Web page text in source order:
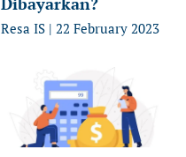
Resa IS 22 February 2023